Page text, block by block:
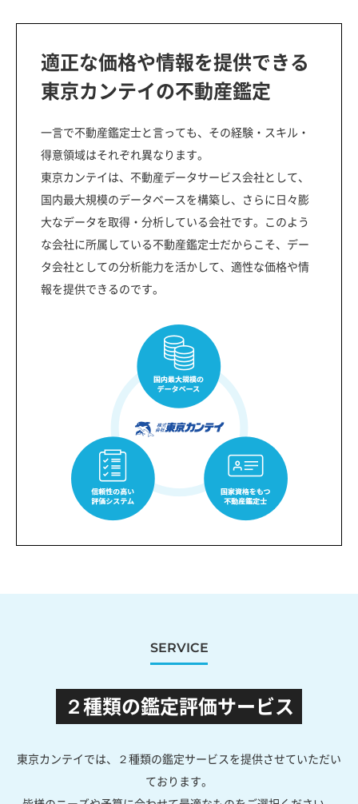
適正な価格や情報を提供できる
東京カンテイの不動産鑑定
一言で不動産鑑定士と言っても、その経験・スキル・
得意領域はそれぞれ異なります。
東京カンテイは、不動産データサービス会社として、
国内最大規模のデータベースを構築し、さらに日々膨
大なデータを取得・分析している会社です。このよう
な会社に所属している不動産鑑定士だからこそ、デー
タ会社としての分析能力を活かして、適性な価格や情
報を提供できるのです。
SERVICE
２種類の鑑定評価サービス
東京カンテイでは、２種類の鑑定サービスを提供させていただい
ております。